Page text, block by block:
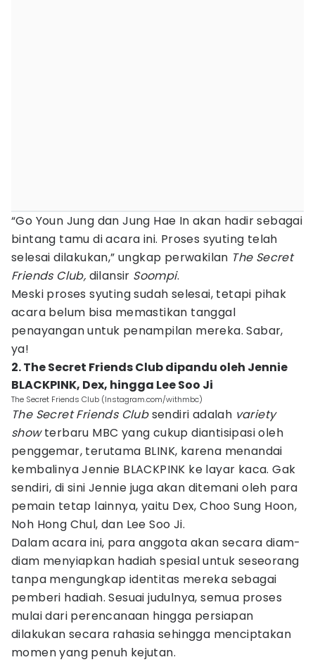
“Go Youn Jung dan Jung Hae In akan hadir sebagai
bintang tamu di acara ini. Proses syuting telah
selesai dilakukan,” ungkap perwakilan The Secret
Friends Club, dilansir Soompi.
Meski proses syuting sudah selesai, tetapi pihak
acara belum bisa memastikan tanggal
penayangan untuk penampilan mereka. Sabar,
ya!
2. The Secret Friends Club dipandu oleh Jennie
BLACKPINK, Dex, hingga Lee Soo Ji
The Secret Friends Club (Instagram.com/withmbc)
The Secret Friends Clubsendiri adalah variety
showterbaru MBC yang cukup diantisipasi oleh
penggemar, terutama BLINK, karena menandai
kembalinya Jennie BLACKPINK ke layar kaca. Gak
sendiri, di sini Jennie juga akan ditemani oleh para
pemain tetap lainnya, yaitu Dex, Choo Sung Hoon,
Noh Hong Chul, dan Lee Soo Ji.
Dalam acara ini, para anggota akan secara diam-
diam menyiapkan hadiah spesial untuk seseorang
tanpa mengungkap identitas mereka sebagai
pemberi hadiah. Sesuai judulnya, semua proses
mulai dari perencanaan hingga persiapan
dilakukan secara rahasia sehingga menciptakan
momen yang penuh kejutan.